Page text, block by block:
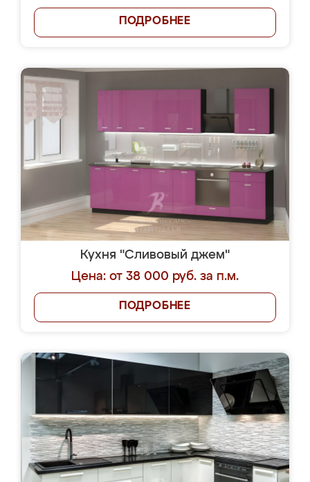
ПОДРОБНЕЕ
Кухня "Сливовый джем"
Цена: от 38 000 руб. за п.м.
ПОДРОБНЕЕ